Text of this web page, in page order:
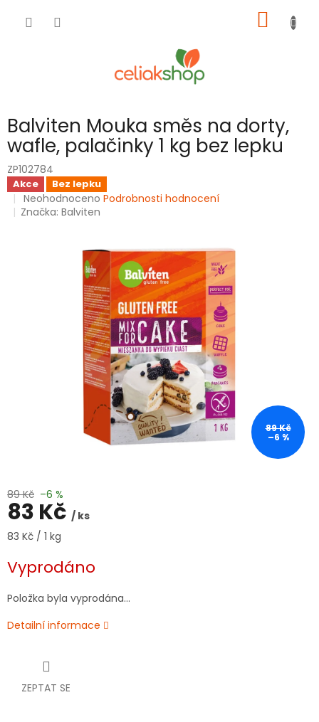
KOŠÍK
Balviten Mouka směs na dorty,
wafle, palačinky 1 kg bez lepku
ZP102784
Akce Bez lepku
Průměrné
hodnocení
Neohodnoceno Podrobnosti hodnocení
Značka:Balviten
89 Kč
–6 %
89 Kč –6 %
83 Kč / ks
Měrná
83 Kč / 1 kg
Vyprodáno
Položka byla vyprodána…
Detailní informace
ZEPTAT SE